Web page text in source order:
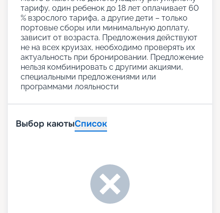
тарифу, один ребенок до 18 лет оплачивает 60
% взрослого тарифа, а другие дети – только
портовые сборы или минимальную доплату,
зависит от возраста. Предложения действуют
не на всех круизах, необходимо проверять их
актуальность при бронировании. Предложение
нельзя комбинировать с другими акциями,
специальными предложениями или
программами лояльности
Выбор каютыСписок